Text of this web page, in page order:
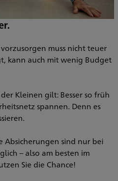
muss nicht teuer
kann auch mit wenig Budget
Kleinen gilt: Besser so früh
spannen. Denn es
Absicherungen sind nur bei
– also am besten im
Sie die Chance!